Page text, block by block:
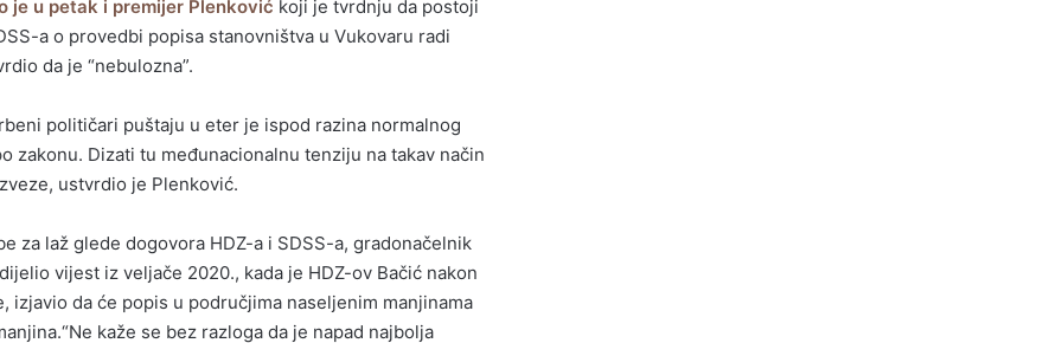
je u petak i premijer Plenković koji je tvrdnju da postoji
a o provedbi popisa stanovništva u Vukovaru radi
da je “nebulozna”.
političari puštaju u eter je ispod razina normalnog
zakonu. Dizati tu međunacionalnu tenziju na takav način
ustvrdio je Plenković.
za laž glede dogovora HDZ-a i SDSS-a, gradonačelnik
vijest iz veljače 2020., kada je HDZ-ov Bačić nakon
izjavio da će popis u područjima naseljenim manjinama
kaže se bez razloga da je napad najbolja